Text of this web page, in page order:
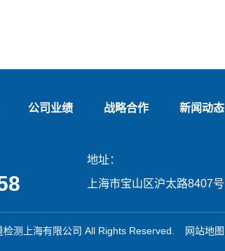
公司业绩 战略合作 新闻动态
地址：
上海市宝山区沪太路8407号
测上海有限公司 All Rights Reserved. 网站地图